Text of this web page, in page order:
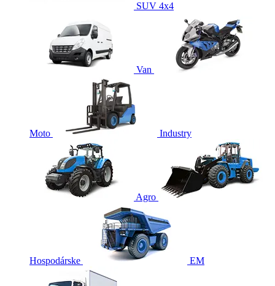
SUV 4x4
Van
Moto Industry
Agro
Hospodárske EM